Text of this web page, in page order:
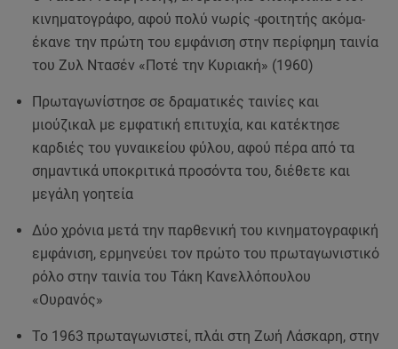
κινηματογράφο, αφού πολύ νωρίς -φοιτητής ακόμα-
έκανε την πρώτη του εμφάνιση στην περίφημη ταινία
του Ζυλ Ντασέν «Ποτέ την Κυριακή» (1960)
Πρωταγωνίστησε σε δραματικές ταινίες και
μιούζικαλ με εμφατική επιτυχία, και κατέκτησε
καρδιές του γυναικείου φύλου, αφού πέρα από τα
σημαντικά υποκριτικά προσόντα του, διέθετε και
μεγάλη γοητεία
Δύο χρόνια μετά την παρθενική του κινηματογραφική
εμφάνιση, ερμηνεύει τον πρώτο του πρωταγωνιστικό
ρόλο στην ταινία του Τάκη Κανελλόπουλου
«Ουρανός»
Το 1963 πρωταγωνιστεί, πλάι στη Ζωή Λάσκαρη, στην